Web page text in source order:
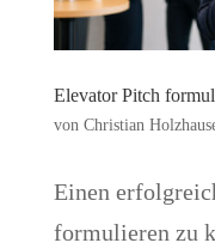
Elevator Pitch
von Christian
Einen
formulieren zu